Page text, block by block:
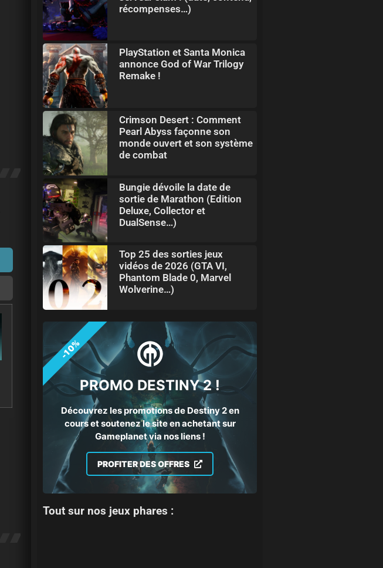
récompenses…)
PlayStation et Santa Monica
annonce God of War Trilogy
Remake !
Crimson Desert : Comment
Pearl Abyss façonne son
monde ouvert et son système
de combat
Bungie dévoile la date de
sortie de Marathon (Edition
Deluxe, Collector et
DualSense…)
Top 25 des sorties jeux
vidéos de 2026 (GTA VI,
Phantom Blade 0, Marvel
Wolverine…)
PROMO DESTINY 2 !
Découvrez les promotions de Destiny 2 en
cours et soutenez le site en achetant sur
Gameplanet via nos liens !
PROFITER DES OFFRES
-10%
Tout sur nos jeux phares :